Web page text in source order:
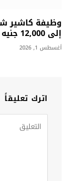
وظيفة كاشير
إلى 12,000 جنيه
أغسطس 1, 2026
اترك تعليقاً